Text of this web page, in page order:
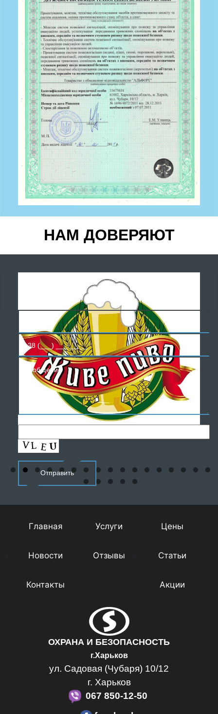
НАМ ДОВЕРЯЮТ
БЕСПЛАТНАЯ
КОНСУЛЬТАЦИЯ
Главная Услуги Цены
Новости Отзывы Статьи
Контакты Акции
ОХРАНА И БЕЗОПАСНОСТЬ
г.Харьков
ул. Садовая (Чубаря) 10/12
г. Харьков
067 850-12-50